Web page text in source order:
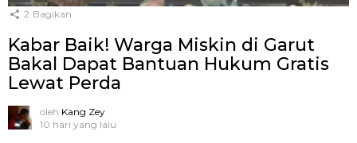
2 Bagikan
Kabar Baik! Warga Miskin di Garut
Bakal Dapat Bantuan Hukum Gratis
Lewat Perda
oleh Kang Zey
10 hari yang lalu